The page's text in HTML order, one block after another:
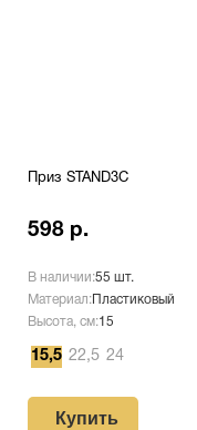
Приз STAND3С
598 р.
В наличии:55 шт.
Материал: Пластиковый
Высота, см:15
15,5 22,5 24
Купить